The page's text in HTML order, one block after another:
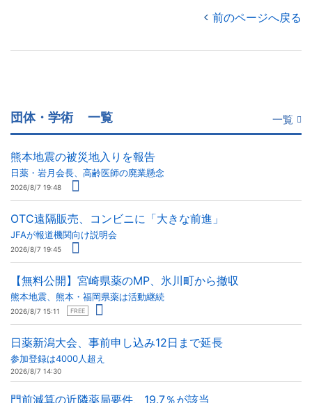
前のページへ戻る
団体・学術 一覧 一覧
熊本地震の被災地入りを報告
日薬・岩月会長、高齢医師の廃業懸念
2026/8/7 19:48
OTC遠隔販売、コンビニに「大きな前進」
JFAが報道機関向け説明会
2026/8/7 19:45
【無料公開】宮崎県薬のMP、氷川町から撤収
熊本地震、熊本・福岡県薬は活動継続
2026/8/7 15:11 FREE
日薬新潟大会、事前申し込み12日まで延長
参加登録は4000人超え
2026/8/7 14:30
門前減算の近隣薬局要件、19.7％が該当